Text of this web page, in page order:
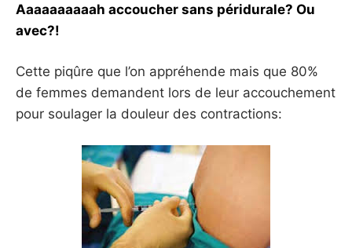
Aaaaaaaaaah accoucher sans péridurale? Ou
avec?!
Cette piqûre que l’on appréhende mais que 80%
de femmes demandent lors de leur accouchement
pour soulager la douleur des contractions: